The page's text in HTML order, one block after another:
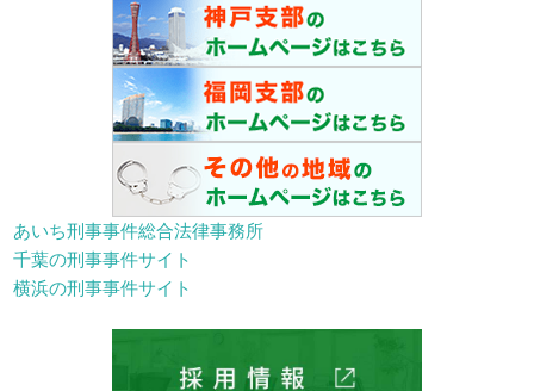
あいち刑事事件総合法律事務所
千葉の刑事事件サイト
横浜の刑事事件サイト